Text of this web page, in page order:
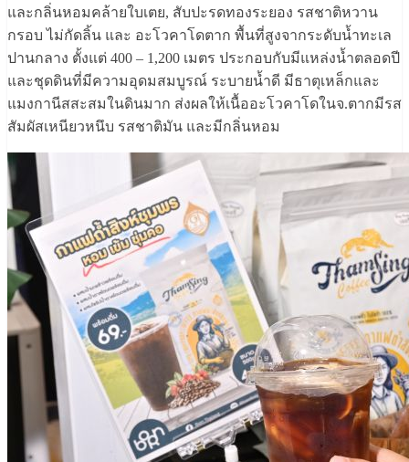
และกลิ่นหอมคล้ายใบเตย, สับปะรดทองระยอง รสชาติหวาน
กรอบ ไม่กัดลิ้น และ อะโวคาโดตาก พื้นที่สูงจากระดับน้ำทะเล
ปานกลาง ตั้งแต่ 400 – 1,200 เมตร ประกอบกับมีแหล่งน้ำตลอดปี
และชุดดินที่มีความอุดมสมบูรณ์ ระบายน้ำดี มีธาตุเหล็กและ
แมงกานีสสะสมในดินมาก ส่งผลให้เนื้ออะโวคาโดในจ.ตากมีรส
สัมผัสเหนียวหนึบ รสชาติมัน และมีกลิ่นหอม